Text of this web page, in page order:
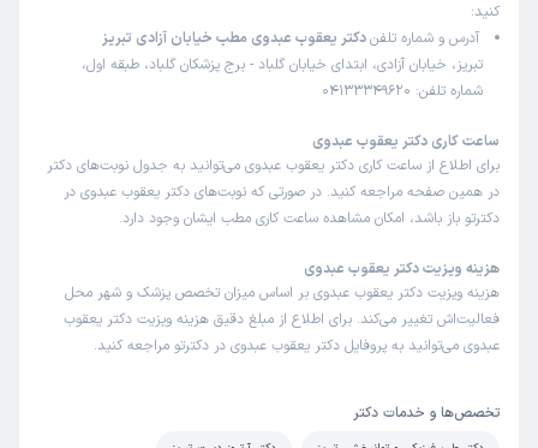
کنید:
آدرس و شماره تلفندکتر یعقوب عبدوی مطب خیابان آزادی تبریز
تبریز، خیابان آزادی، ابتدای خیابان گلباد - برج پزشکان گلباد، طبقه اول،
شماره تلفن: 04133349620
ساعت کاری دکتر یعقوب عبدوی
برای اطلاع از ساعت کاری دکتر یعقوب عبدوی می‌توانید به جدول نوبت‌های دکتر
در همین صفحه مراجعه کنید. در صورتی که نوبت‌های دکتر یعقوب عبدوی در
دکترتو باز باشد، امکان مشاهده ساعت کاری مطب ایشان وجود دارد.
هزینه ویزیت دکتر یعقوب عبدوی
هزینه ویزیت دکتر یعقوب عبدوی بر اساس میزان تخصص پزشک و شهر محل
فعالیت‌اش تغییر می‌کند. برای اطلاع از مبلغ دقیق هزینه ویزیت دکتر یعقوب
عبدوی می‌توانید به پروفایل دکتر یعقوب عبدوی در دکترتو مراجعه کنید.
تخصص‌ها و خدمات دکتر